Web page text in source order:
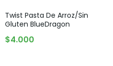
Twist Pasta De Arroz/Sin
Gluten BlueDragon
$4.000